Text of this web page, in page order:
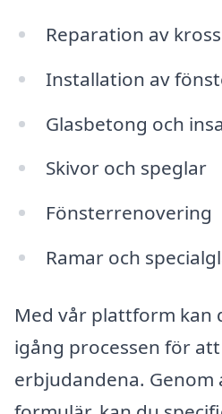
Reparation av
Installation av
Glasbetong och
Skivor och speglar
Fönsterrenovering
Ramar och
Med vår plattform kan
igång processen för
erbjudandena.